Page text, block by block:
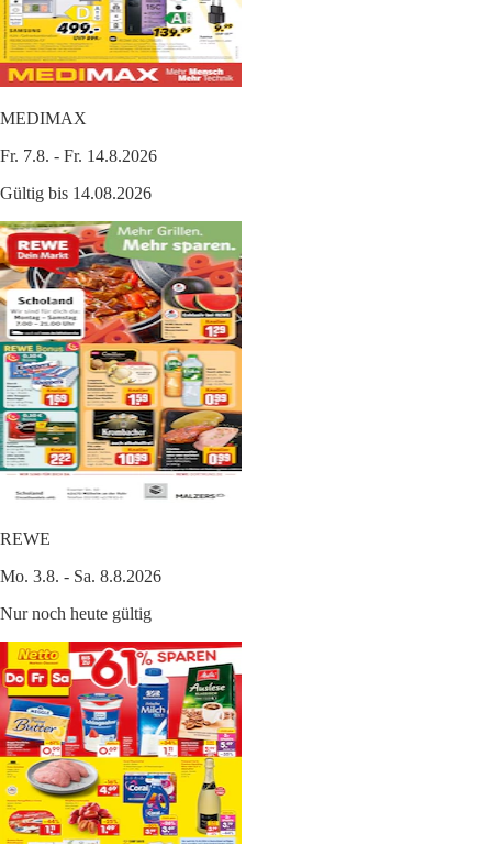
MEDIMAX
Fr. 7.8. - Fr. 14.8.2026
Gültig bis 14.08.2026
REWE
Mo. 3.8. - Sa. 8.8.2026
Nur noch heute gültig